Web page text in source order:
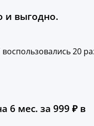
и выгодно.
воспользовались 20
6 мес. за 999 ₽ в